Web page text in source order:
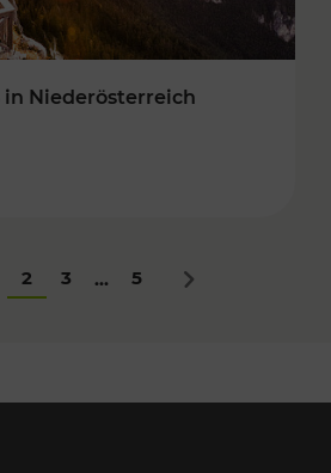
in Niederösterreich
2 3 ... 5 Nächstes